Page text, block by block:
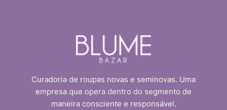
Curadoria de roupas novas e seminovas. Uma
empresa que opera dentro do segmento de
maneira consciente e responsável.